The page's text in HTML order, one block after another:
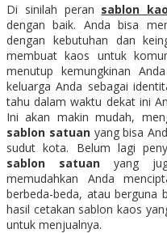
Di sinilah peran sablon
dengan baik. Anda bisa
dengan kebutuhan dan
membuat kaos untuk
menutup kemungkinan
keluarga Anda sebagai
tahu dalam waktu dekat ini
Ini akan makin mudah,
sablon satuan yang bisa
sudut kota. Belum lagi
sablon satuan yang
memudahkan Anda
berbeda-beda, atau berguna
hasil cetakan sablon kaos
untuk menjualnya.